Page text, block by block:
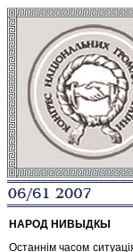
НАРОД НИВЫДКЫ
Останнім часом